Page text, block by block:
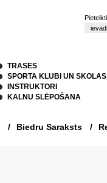
TRASES
SPORTA KLUBI UN SKOLAS
INSTRUKTORI
KALNU SLĒPOŠANA
/ Biedru Saraksts /